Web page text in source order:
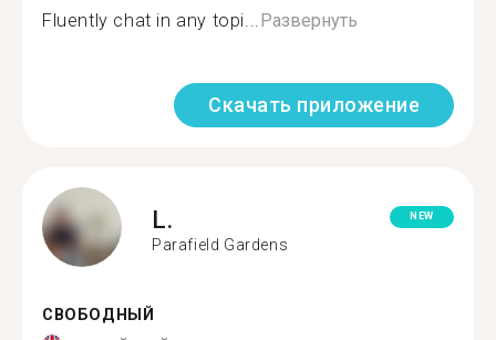
Fluently chat in any topi...Развернуть
Скачать приложение
L.
Parafield Gardens
NEW
СВОБОДНЫЙ